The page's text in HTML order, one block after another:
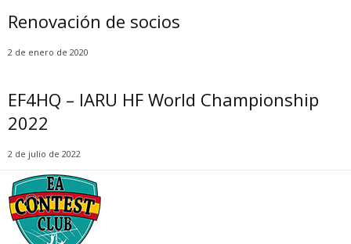
Renovación de socios
2 de enero de 2020
EF4HQ – IARU HF World Championship
2022
2 de julio de 2022